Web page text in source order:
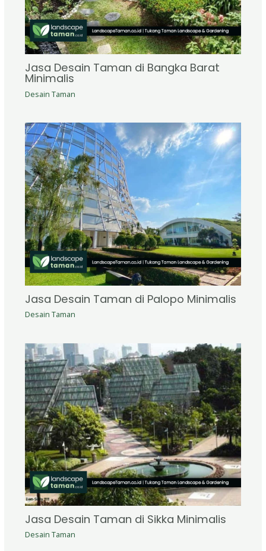
Jasa Desain Taman di Bangka Barat
Minimalis
Desain Taman
Jasa Desain Taman di Palopo Minimalis
Desain Taman
Jasa Desain Taman di Sikka Minimalis
Desain Taman